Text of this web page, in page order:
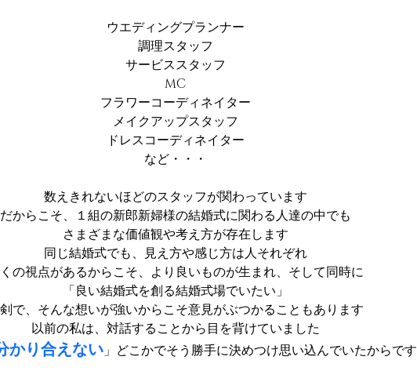
ウエディングプランナー
調理スタッフ
サービススタッフ
MC
フラワーコーディネイター
メイクアップスタッフ
ドレスコーディネイター
など・・・
数えきれないほどのスタッフが関わっています
だからこそ、１組の新郎新婦様の結婚式に関わる人達の中でも
さまざまな価値観や考え方が存在します
同じ結婚式でも、見え方や感じ方は人それぞれ
の視点があるからこそ、より良いものが生まれ、そして同時に
「良い結婚式を創る結婚式場でいたい」
で、そんな想いが強いからこそ意見がぶつかることもあります
以前の私は、対話することから目を背けていました
かり合えない」どこかでそう勝手に決めつけ思い込んでいたからです